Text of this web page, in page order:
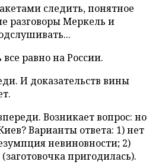
следить, понятное
разговоры Меркель и
равно на России.
И доказательств вины
Возникает вопрос: но
Варианты ответа: 1) нет
невиновности; 2)
пригодилась).